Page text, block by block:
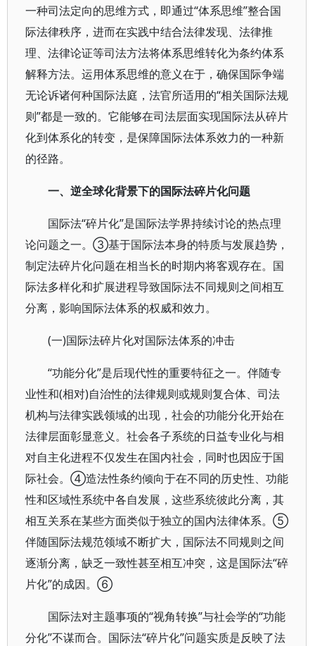
一种司法定向的思维方式，即通过“体系思维”整合国
际法律秩序，进而在实践中结合法律发现、法律推
理、法律论证等司法方法将体系思维转化为条约体系
解释方法。运用体系思维的意义在于，确保国际争端
无论诉诸何种国际法庭，法官所适用的“相关国际法规
则”都是一致的。它能够在司法层面实现国际法从碎片
化到体系化的转变，是保障国际法体系效力的一种新
的径路。
一、逆全球化背景下的国际法碎片化问题
国际法“碎片化”是国际法学界持续讨论的热点理
论问题之一。③基于国际法本身的特质与发展趋势，
制定法碎片化问题在相当长的时期内将客观存在。国
际法多样化和扩展进程导致国际法不同规则之间相互
分离，影响国际法体系的权威和效力。
(一)国际法碎片化对国际法体系的冲击
“功能分化”是后现代性的重要特征之一。伴随专
业性和(相对)自治性的法律规则或规则复合体、司法
机构与法律实践领域的出现，社会的功能分化开始在
法律层面彰显意义。社会各子系统的日益专业化与相
对自主化进程不仅发生在国内社会，同时也因应于国
际社会。④造法性条约倾向于在不同的历史性、功能
性和区域性系统中各自发展，这些系统彼此分离，其
相互关系在某些方面类似于独立的国内法律体系。⑤
伴随国际法规范领域不断扩大，国际法不同规则之间
逐渐分离，缺乏一致性甚至相互冲突，这是国际法“碎
片化”的成因。⑥
国际法对主题事项的“视角转换”与社会学的“功能
分化”不谋而合。国际法“碎片化”问题实质是反映了法